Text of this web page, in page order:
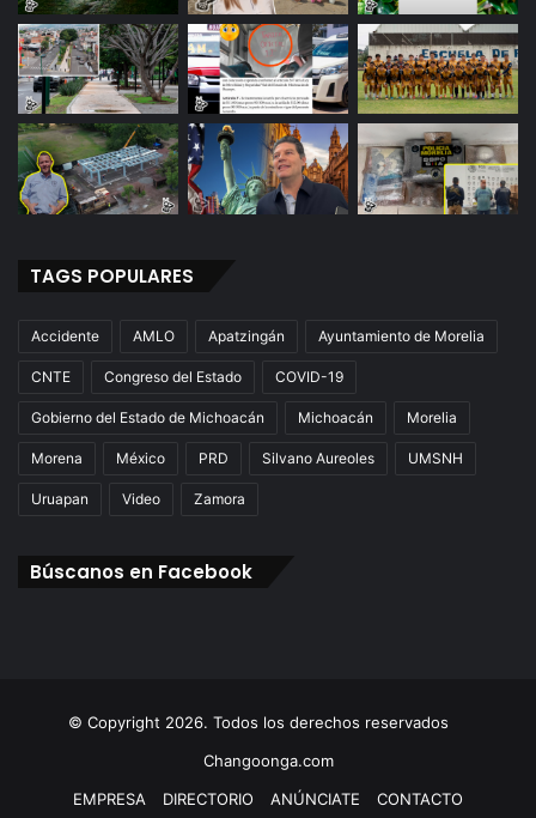
TAGS POPULARES
Accidente AMLO Apatzingán Ayuntamiento de Morelia
CNTE Congreso del Estado COVID-19
Gobierno del Estado de Michoacán Michoacán Morelia
Morena México PRD Silvano Aureoles UMSNH
Uruapan Video Zamora
Búscanos en Facebook
© Copyright 2026. Todos los derechos reservados
Changoonga.com
EMPRESA
DIRECTORIO ANÚNCIATE CONTACTO